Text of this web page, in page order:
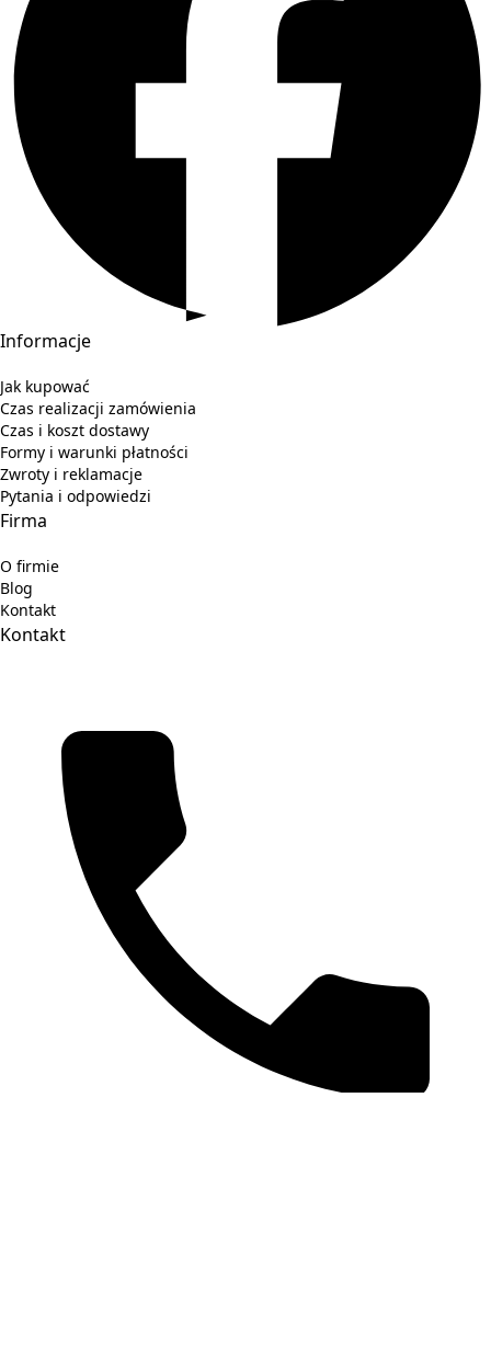
Informacje
Jak kupować
Czas realizacji zamówienia
Czas i koszt dostawy
Formy i warunki płatności
Zwroty i reklamacje
Pytania i odpowiedzi
Firma
O firmie
Blog
Kontakt
Kontakt